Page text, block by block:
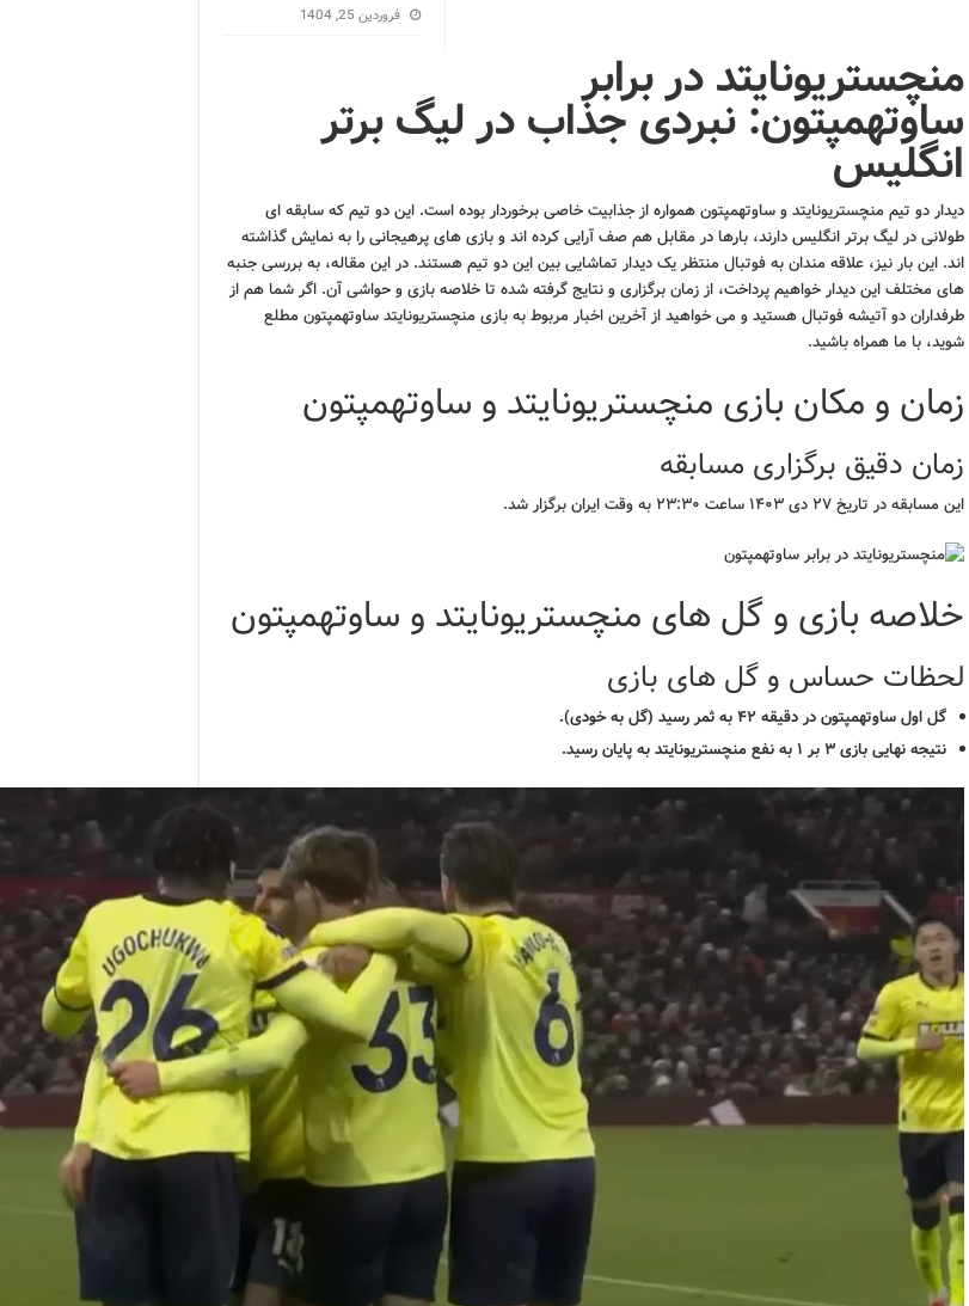
فروردین 25, 1404
منچستریونایتد در برابر
ساوتهمپتون: نبردی جذاب در لیگ برتر
انگلیس
دیدار دو تیم منچستریونایتد و ساوتهمپتون همواره از جذابیت خاصی برخوردار بوده است. این دو تیم که سابقه ای
طولانی در لیگ برتر انگلیس دارند، بارها در مقابل هم صف آرایی کرده اند و بازی های پرهیجانی را به نمایش گذاشته
اند. این بار نیز، علاقه مندان به فوتبال منتظر یک دیدار تماشایی بین این دو تیم هستند. در این مقاله، به بررسی جنبه
های مختلف این دیدار خواهیم پرداخت، از زمان برگزاری و نتایج گرفته شده تا خلاصه بازی و حواشی آن. اگر شما هم از
طرفداران دو آتیشه فوتبال هستید و می خواهید از آخرین اخبار مربوط به بازی منچستریونایتد ساوتهمپتون مطلع
شوید، با ما همراه باشید.
زمان و مکان بازی منچستریونایتد و ساوتهمپتون
زمان دقیق برگزاری مسابقه
این مسابقه در تاریخ ۲۷ دی ۱۴۰۳ ساعت ۲۳:۳۰ به وقت ایران برگزار شد.
خلاصه بازی و گل های منچستریونایتد و ساوتهمپتون
لحظات حساس و گل های بازی
گل اول ساوتهمپتون در دقیقه ۴۲ به ثمر رسید (گل به خودی).
نتیجه نهایی بازی ۳ بر ۱ به نفع منچستریونایتد به پایان رسید.